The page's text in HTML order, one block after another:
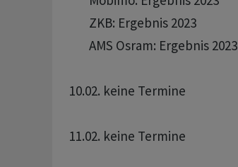
       ZKB: Ergebnis 2023
       AMS Osram: Ergebnis 2023
10.02. keine Termine
11.02. keine Termine